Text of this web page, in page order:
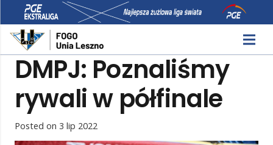
DMPJ: Poznaliśmy
rywali w półfinale
Posted on 3 lip 2022